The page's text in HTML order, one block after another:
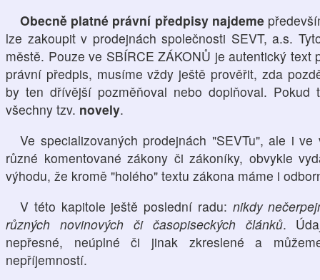
Obecně platné právní předpisy najdeme
lze zakoupit v prodejnách společnosti SEVT, a.s.
městě. Pouze ve SBÍRCE ZÁKONŮ je autentický text
právní předpis, musíme vždy ještě prověřit, zda
by ten dřívější pozměňoval nebo doplňoval.
všechny tzv. novely.
Ve specializovaných prodejnách "SEVTu", ale i
různé komentované zákony či zákoníky, obvykle
výhodu, že kromě "holého" textu zákona máme i
V této kapitole ještě poslední radu: nikdy
různých novinových či časopiseckých článků.
nepřesné, neúplné či jinak zkreslené a
nepříjemností.